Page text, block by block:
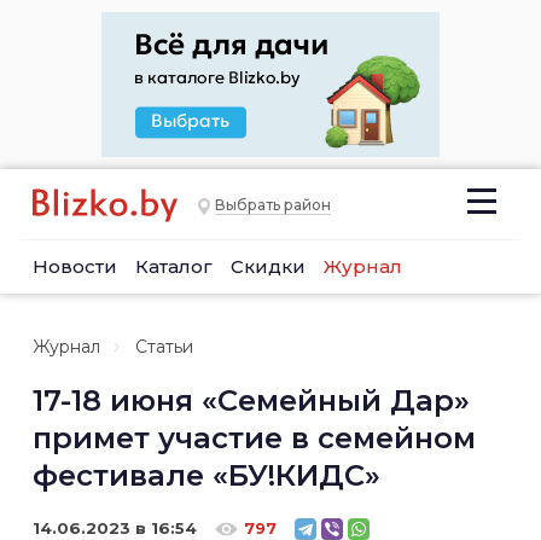
Выбрать район
Новости Каталог Скидки Журнал
Журнал Статьи
17-18 июня «Семейный Дар»
примет участие в семейном
фестивале «БУ!КИДС»
14.06.2023 в 16:54 797